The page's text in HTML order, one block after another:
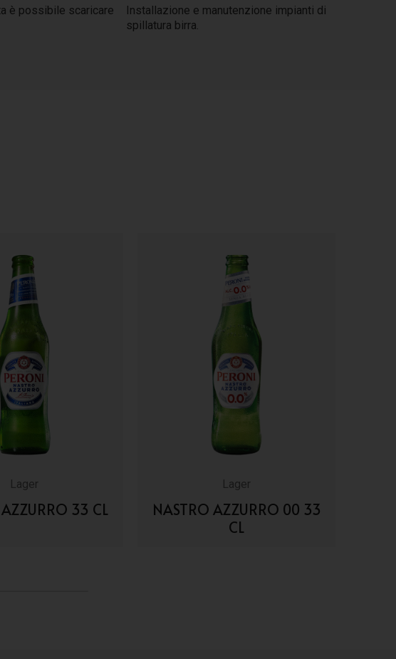
è possibile scaricare
Installazione e manutenzione impianti di
spillatura birra.
Lager
33 CL
Lager
NASTRO AZZURRO 00 33
CL